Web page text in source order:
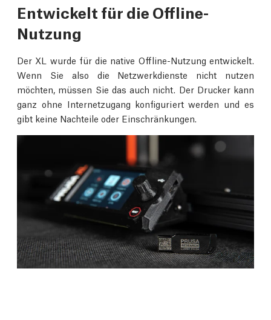
Entwickelt für die Offline-
Nutzung
Der XL wurde für die native Offline-Nutzung entwickelt.
Wenn Sie also die Netzwerkdienste nicht nutzen
möchten, müssen Sie das auch nicht. Der Drucker kann
ganz ohne Internetzugang konfiguriert werden und es
gibt keine Nachteile oder Einschränkungen.